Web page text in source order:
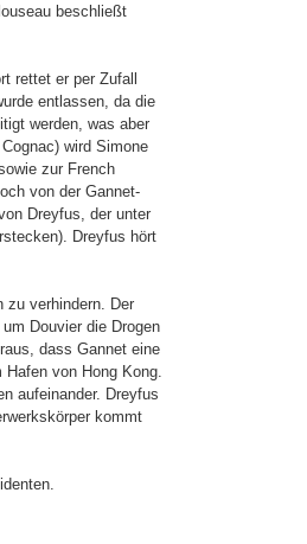
beschließt
rettet er per Zufall
entlassen, da die
werden, was aber
wird Simone
zur French
von der Gannet-
Dreyfus, der unter
Dreyfus hört
zu verhindern. Der
Douvier die Drogen
dass Gannet eine
von Hong Kong.
aufeinander. Dreyfus
kommt